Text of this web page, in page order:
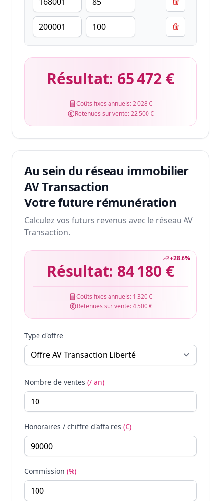
Résultat: 65 472 €
Coûts fixes annuels:2 028 €
Retenues sur vente:22 500 €
Au sein du réseau immobilier
AV Transaction
Votre future rémunération
Calculez vos futurs revenus avec le réseau AV
Transaction.
+28.6%
Résultat: 84 180 €
Coûts fixes annuels: 1 320 €
Retenues sur vente:4 500 €
Type d'offre
Nombre de ventes (/ an)
Honoraires / chiffre d'affaires (€)
Commission (%)